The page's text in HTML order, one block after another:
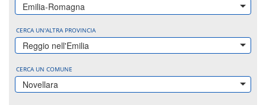
Emilia-Romagna
CERCA UN'ALTRA PROVINCIA
Reggio nell'Emilia
CERCA UN COMUNE
Novellara